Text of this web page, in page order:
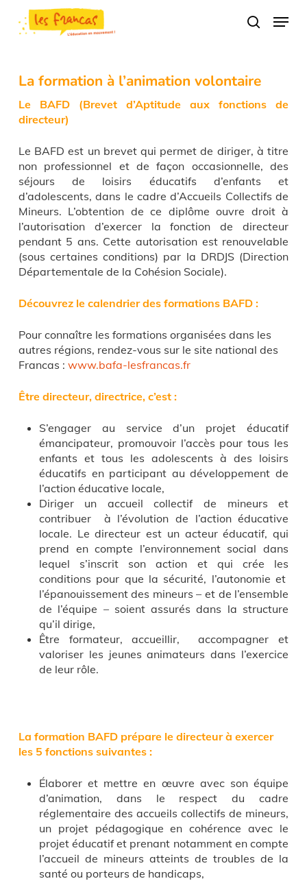
Panneau de gestion des cookies
main
search
Menu
La formation à l’animation volontaire
Le BAFD (Brevet d’Aptitude aux fonctions de
directeur)
Le BAFD est un brevet qui permet de diriger, à titre
non professionnel et de façon occasionnelle, des
séjours de loisirs éducatifs d’enfants et
d’adolescents, dans le cadre d’Accueils Collectifs de
Mineurs. L’obtention de ce diplôme ouvre droit à
l’autorisation d’exercer la fonction de directeur
pendant 5 ans. Cette autorisation est renouvelable
(sous certaines conditions) par la DRDJS (Direction
Départementale de la Cohésion Sociale).
Découvrez le calendrier des formations BAFD :
Pour connaître les formations organisées dans les
autres régions, rendez-vous sur le site national des
Francas : www.bafa-lesfrancas.fr
Être directeur, directrice, c’est :
S’engager au service d’un projet éducatif
émancipateur, promouvoir l’accès pour tous les
enfants et tous les adolescents à des loisirs
éducatifs en participant au développement de
l’action éducative locale,
Diriger un accueil collectif de mineurs et
contribuer à l’évolution de l’action éducative
locale. Le directeur est un acteur éducatif, qui
prend en compte l’environnement social dans
lequel s’inscrit son action et qui crée les
conditions pour que la sécurité, l’autonomie et
l’épanouissement des mineurs – et de l’ensemble
de l’équipe – soient assurés dans la structure
qu’il dirige,
Être formateur, accueillir, accompagner et
valoriser les jeunes animateurs dans l’exercice
de leur rôle.
La formation BAFD prépare le directeur à exercer
les 5 fonctions suivantes :
Élaborer et mettre en œuvre avec son équipe
d’animation, dans le respect du cadre
réglementaire des accueils collectifs de mineurs,
un projet pédagogique en cohérence avec le
projet éducatif et prenant notamment en compte
l’accueil de mineurs atteints de troubles de la
santé ou porteurs de handicaps,